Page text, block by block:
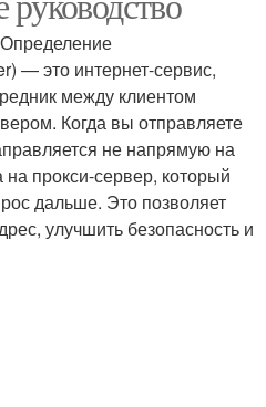
— это интернет-сервис,
между клиентом
Когда вы отправляете
не напрямую на
прокси-сервер, который
дальше. Это позволяет
улучшить безопасность и